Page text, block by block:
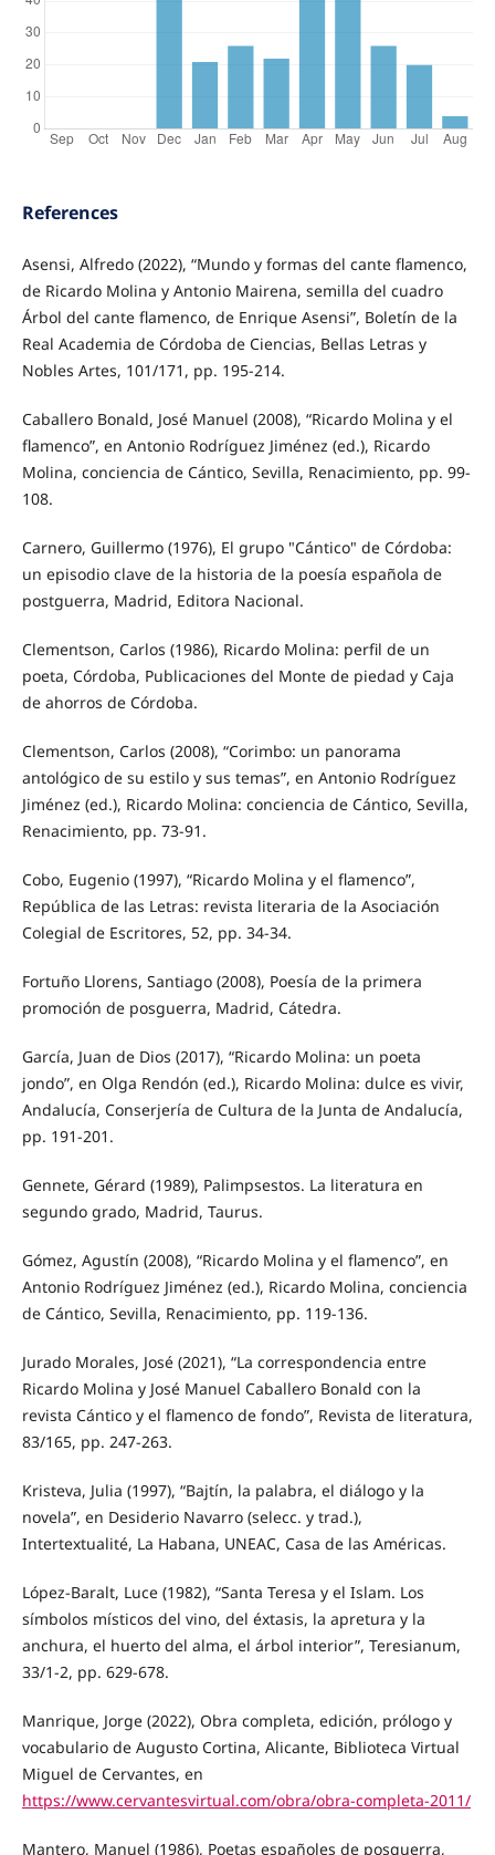
References
Asensi, Alfredo (2022), “Mundo y formas del cante flamenco,
de Ricardo Molina y Antonio Mairena, semilla del cuadro
Árbol del cante flamenco, de Enrique Asensi”, Boletín de la
Real Academia de Córdoba de Ciencias, Bellas Letras y
Nobles Artes, 101/171, pp. 195-214.
Caballero Bonald, José Manuel (2008), “Ricardo Molina y el
flamenco”, en Antonio Rodríguez Jiménez (ed.), Ricardo
Molina, conciencia de Cántico, Sevilla, Renacimiento, pp. 99-
108.
Carnero, Guillermo (1976), El grupo "Cántico" de Córdoba:
un episodio clave de la historia de la poesía española de
postguerra, Madrid, Editora Nacional.
Clementson, Carlos (1986), Ricardo Molina: perfil de un
poeta, Córdoba, Publicaciones del Monte de piedad y Caja
de ahorros de Córdoba.
Clementson, Carlos (2008), “Corimbo: un panorama
antológico de su estilo y sus temas”, en Antonio Rodríguez
Jiménez (ed.), Ricardo Molina: conciencia de Cántico, Sevilla,
Renacimiento, pp. 73-91.
Cobo, Eugenio (1997), “Ricardo Molina y el flamenco”,
República de las Letras: revista literaria de la Asociación
Colegial de Escritores, 52, pp. 34-34.
Fortuño Llorens, Santiago (2008), Poesía de la primera
promoción de posguerra, Madrid, Cátedra.
García, Juan de Dios (2017), “Ricardo Molina: un poeta
jondo”, en Olga Rendón (ed.), Ricardo Molina: dulce es vivir,
Andalucía, Conserjería de Cultura de la Junta de Andalucía,
pp. 191-201.
Gennete, Gérard (1989), Palimpsestos. La literatura en
segundo grado, Madrid, Taurus.
Gómez, Agustín (2008), “Ricardo Molina y el flamenco”, en
Antonio Rodríguez Jiménez (ed.), Ricardo Molina, conciencia
de Cántico, Sevilla, Renacimiento, pp. 119-136.
Jurado Morales, José (2021), “La correspondencia entre
Ricardo Molina y José Manuel Caballero Bonald con la
revista Cántico y el flamenco de fondo”, Revista de literatura,
83/165, pp. 247-263.
Kristeva, Julia (1997), “Bajtín, la palabra, el diálogo y la
novela”, en Desiderio Navarro (selecc. y trad.),
Intertextualité, La Habana, UNEAC, Casa de las Américas.
López-Baralt, Luce (1982), “Santa Teresa y el Islam. Los
símbolos místicos del vino, del éxtasis, la apretura y la
anchura, el huerto del alma, el árbol interior”, Teresianum,
33/1-2, pp. 629-678.
Manrique, Jorge (2022), Obra completa, edición, prólogo y
vocabulario de Augusto Cortina, Alicante, Biblioteca Virtual
Miguel de Cervantes, en
https://www.cervantesvirtual.com/obra/obra-completa-2011/
Mantero, Manuel (1986), Poetas españoles de posguerra,